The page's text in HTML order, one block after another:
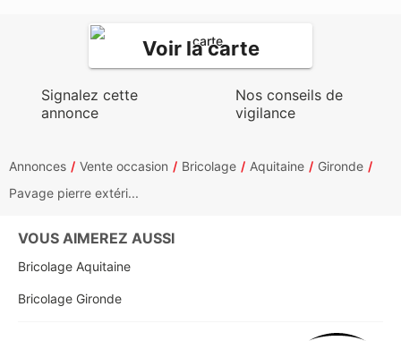
Voir la carte
Signalez cette
annonce
Nos conseils de
vigilance
Annonces Vente occasion Bricolage Aquitaine
Gironde
Pavage pierre extéri...
VOUS AIMEREZ AUSSI
Bricolage Aquitaine
Bricolage Gironde